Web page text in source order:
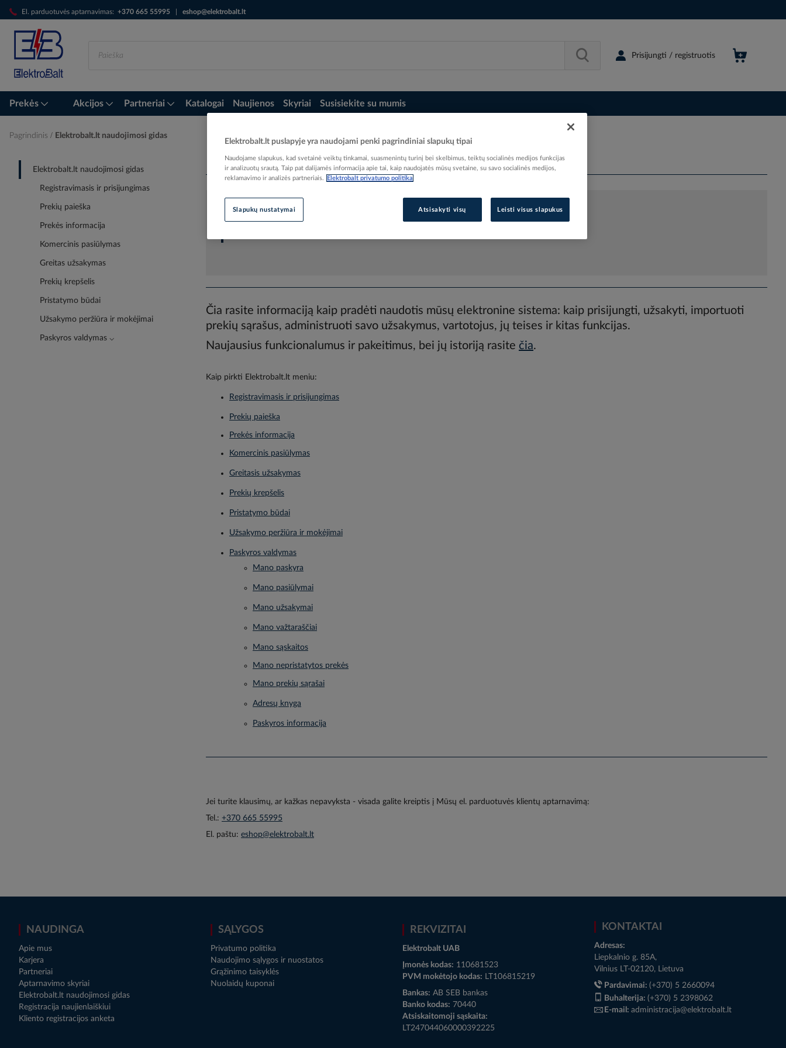
El. parduotuvės aptarnavimas: +370 665 55995 eshop@elektrobalt.lt
Skip
to
Content
Prisijungti / registruotis
Prekės Akcijos Partneriai Katalogai Naujienos Skyriai Susisiekite su mumis
Pagrindinis Elektrobalt.lt naudojimosi gidas
Čia rasite informaciją kaip pradėti naudotis mūsų elektronine sistema: kaip prisijungti, užsakyti, importuoti
prekių sąrašus, administruoti savo užsakymus, vartotojus, jų teises ir kitas funkcijas.
Naujausius funkcionalumus ir pakeitimus, bei jų istoriją rasite čia.
Kaip pirkti Elektrobalt.lt meniu:
Registravimasis ir prisijungimas
Prekių paieška
Prekės informacija
Komercinis pasiūlymas
Greitasis užsakymas
Prekių krepšelis
Pristatymo būdai
Užsakymo peržiūra ir mokėjimai
Paskyros valdymas
Mano paskyra
Mano pasiūlymai
Mano užsakymai
Mano važtaraščiai
Mano sąskaitos
Mano nepristatytos prekės
Mano prekių sąrašai
Adresų knyga
Paskyros informacija
Jei turite klausimų, ar kažkas nepavyksta - visada galite kreiptis į Mūsų el. parduotuvės klientų aptarnavimą:
Tel.: +370 665 55995
El. paštu: eshop@elektrobalt.lt
Elektrobalt.lt naudojimosi gidas
Registravimasis ir prisijungimas
Prekių paieška
Prekės informacija
Komercinis pasiūlymas
Greitas užsakymas
Prekių krepšelis
Pristatymo būdai
Užsakymo peržiūra ir mokėjimai
Paskyros valdymas ⌵
NAUDINGA
Apie mus
Karjera
Partneriai
Aptarnavimo skyriai
Elektrobalt.lt naudojimosi gidas
Registracija naujienlaiškiui
Kliento registracijos anketa
SĄLYGOS
Privatumo politika
Naudojimo sąlygos ir nuostatos
Grąžinimo taisyklės
Nuolaidų kuponai
REKVIZITAI
Elektrobalt UAB
Įmonės kodas: 110681523
PVM mokėtojo kodas: LT106815219
Bankas: AB SEB bankas
Banko kodas: 70440
Atsiskaitomoji sąskaita:
LT247044060000392225
KONTAKTAI
Adresas:
Liepkalnio g. 85A,
Vilnius LT-02120, Lietuva
Pardavimai: (+370) 5 2660094
Buhalterija: (+370) 5 2398062
E-mail: administracija@elektrobalt.lt
Elektrobalt.lt puslapyje yra naudojami penki pagrindiniai slapukų tipai
Naudojame slapukus, kad svetainė veiktų tinkamai, suasmenintų turinį bei skelbimus, teiktų socialinės medijos funkcijas
ir analizuotų srautą. Taip pat dalijamės informacija apie tai, kaip naudojatės mūsų svetaine, su savo socialinės medijos,
reklamavimo ir analizės partneriais.
Elektrobalt privatumo politika
Slapukų nustatymai Atsisakyti visų Leisti visus slapukus